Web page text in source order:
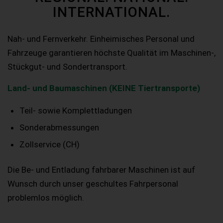
INTERNATIONAL.
Nah- und Fernverkehr. Einheimisches Personal und
Fahrzeuge garantieren höchste Qualität im Maschinen-,
Stückgut- und Sondertransport.
Land- und Baumaschinen (KEINE Tiertransporte)
Teil- sowie Komplettladungen
Sonderabmessungen
Zollservice (CH)
Die Be- und Entladung fahrbarer Maschinen ist auf
Wunsch durch unser geschultes Fahrpersonal
problemlos möglich.